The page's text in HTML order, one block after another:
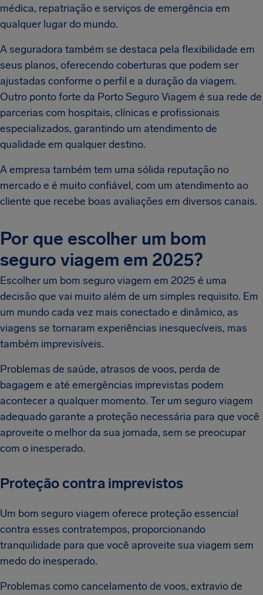
médica, repatriação e serviços de emergência em
qualquer lugar do mundo.
A seguradora também se destaca pela flexibilidade em
seus planos, oferecendo coberturas que podem ser
ajustadas conforme o perfil e a duração da viagem.
Outro ponto forte da Porto Seguro Viagem é sua rede de
parcerias com hospitais, clínicas e profissionais
especializados, garantindo um atendimento de
qualidade em qualquer destino.
A empresa também tem uma sólida reputação no
mercado e é muito confiável, com um atendimento ao
cliente que recebe boas avaliações em diversos canais.
Por que escolher um bom
seguro viagem em 2025?
Escolher um bom seguro viagem em 2025 é uma
decisão que vai muito além de um simples requisito. Em
um mundo cada vez mais conectado e dinâmico, as
viagens se tornaram experiências inesquecíveis, mas
também imprevisíveis.
Problemas de saúde, atrasos de voos, perda de
bagagem e até emergências imprevistas podem
acontecer a qualquer momento. Ter um seguro viagem
adequado garante a proteção necessária para que você
aproveite o melhor da sua jornada, sem se preocupar
com o inesperado.
Proteção contra imprevistos
Um bom seguro viagem oferece proteção essencial
contra esses contratempos, proporcionando
tranquilidade para que você aproveite sua viagem sem
medo do inesperado.
Problemas como cancelamento de voos, extravio de